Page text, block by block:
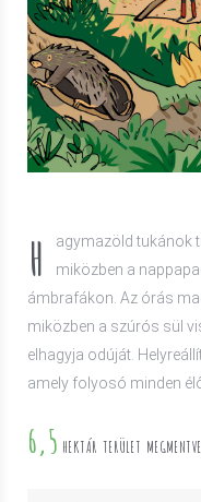
H
agymazöld tukánok
miközben a
ámbrafákon. Az órás
miközben a szúrós sül
elhagyja odúját.
amely folyosó minden
6,5 HEKTÁR TERÜLET MEGMENTVE